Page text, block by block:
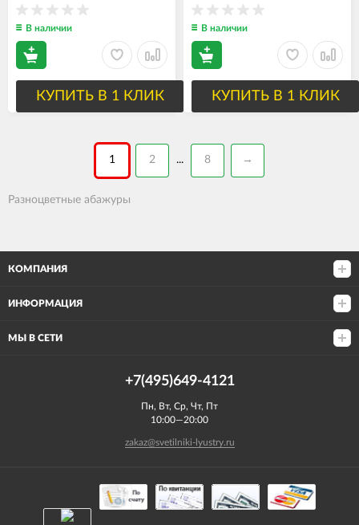
В наличии
КУПИТЬ В 1 КЛИК
В наличии
КУПИТЬ В 1 КЛИК
1 2 ... 8 →
Разноцветные абажуры
КОМПАНИЯ
ИНФОРМАЦИЯ
МЫ В СЕТИ
+7(495)649-4121
Пн, Вт, Ср, Чт, Пт
10:00—20:00
zakaz@svetilniki-lyustry.ru